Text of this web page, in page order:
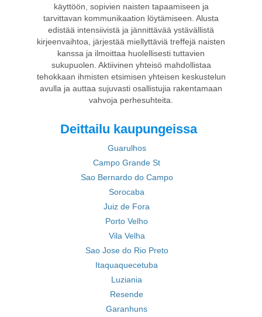
käyttöön, sopivien naisten tapaamiseen ja
tarvittavan kommunikaation löytämiseen. Alusta
edistää intensiivistä ja jännittävää ystävällistä
kirjeenvaihtoa, järjestää miellyttäviä treffejä naisten
kanssa ja ilmoittaa huolellisesti tuttavien
sukupuolen. Aktiivinen yhteisö mahdollistaa
tehokkaan ihmisten etsimisen yhteisen keskustelun
avulla ja auttaa sujuvasti osallistujia rakentamaan
vahvoja perhesuhteita.
Deittailu kaupungeissa
Guarulhos
Campo Grande St
Sao Bernardo do Campo
Sorocaba
Juiz de Fora
Porto Velho
Vila Velha
Sao Jose do Rio Preto
Itaquaquecetuba
Luziania
Resende
Garanhuns